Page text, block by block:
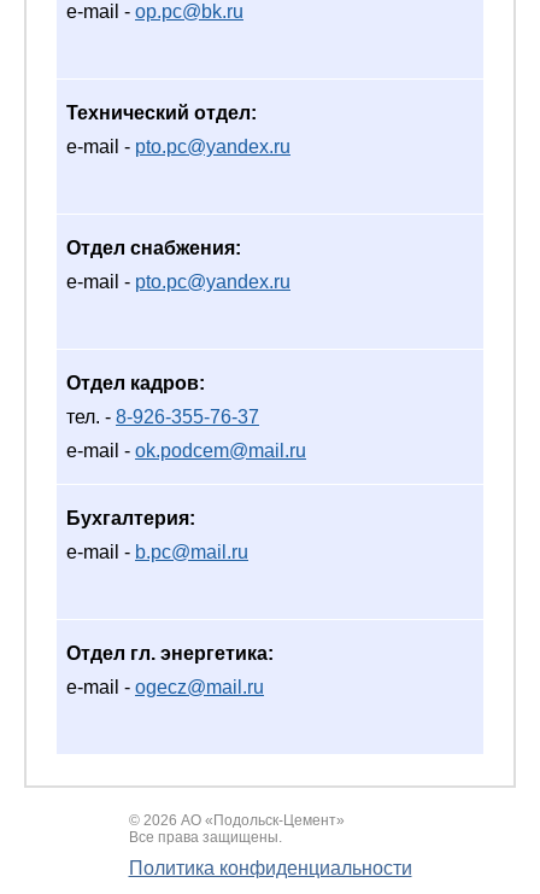
e-mail - op.pc@bk.ru
Технический отдел:
e-mail - pto.pc@yandex.ru
Отдел снабжения:
e-mail - pto.pc@yandex.ru
Отдел кадров:
тел. - 8-926-355-76-37
e-mail - ok.podcem@mail.ru
Бухгалтерия:
e-mail - b.pc@mail.ru
Отдел гл. энергетика:
e-mail - ogecz@mail.ru
© 2026 АО «Подольск-Цемент»
Все права защищены.
Политика конфиденциальности